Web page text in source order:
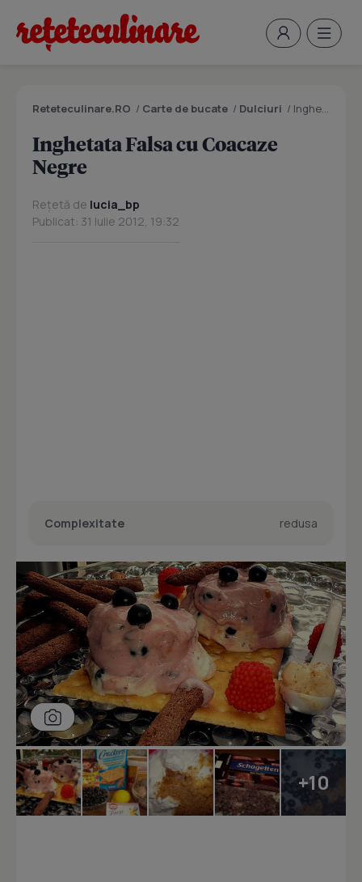
Reteteculinare.RO / Carte de bucate / Dulciuri / Inghetata Falsa cu Coacaze Negre
Inghetata Falsa cu Coacaze
Negre
Rețetă de lucia_bp
Publicat: 31 Iulie 2012, 19:32
Complexitate redusa
+10